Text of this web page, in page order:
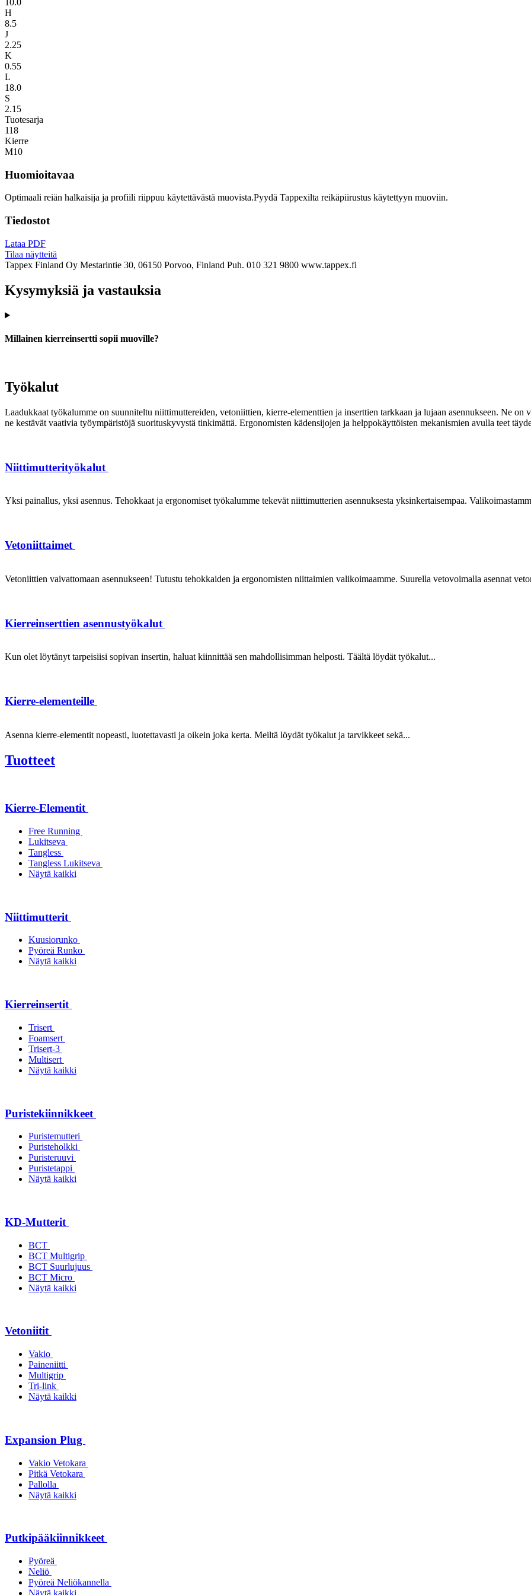
H
8.5
J
2.25
K
0.55
L
18.0
S
2.15
Tuotesarja
118
Kierre
M10
Huomioitavaa
Optimaali reiän halkaisija ja profiili riippuu käytettävästä muovista.Pyydä Tappexilta reikäpiirustus käytettyyn muoviin.
Tiedostot
Lataa PDF
Tilaa näytteitä
Tappex Finland Oy Mestarintie 30, 06150 Porvoo, Finland Puh. 010 321 9800 www.tappex.fi
Kysymyksiä ja vastauksia
Millainen kierreinsertti sopii muoville?
Työkalut
Laadukkaat työkalumme on suunniteltu niittimuttereiden, vetoniittien, kierre-elementtien ja inserttien tarkkaan ja lujaan asennukseen. Ne on
ne kestävät vaativia työympäristöjä suorituskyvystä tinkimättä. Ergonomisten kädensijojen ja helppokäyttöisten mekanismien avulla teet
Niittimutterityökalut
Yksi painallus, yksi asennus. Tehokkaat ja ergonomiset työkalumme tekevät niittimutterien asennuksesta yksinkertaisempaa.
Vetoniittaimet
Vetoniittien vaivattomaan asennukseen! Tutustu tehokkaiden ja ergonomisten niittaimien valikoimaamme. Suurella vetovoimalla asennat
Kierreinserttien asennustyökalut
Kun olet löytänyt tarpeisiisi sopivan insertin, haluat kiinnittää sen mahdollisimman helposti. Täältä löydät työkalut...
Kierre-elementeille
Asenna kierre-elementit nopeasti, luotettavasti ja oikein joka kerta. Meiltä löydät työkalut ja tarvikkeet sekä...
Tuotteet
Kierre-Elementit
Free Running
Lukitseva
Tangless
Tangless Lukitseva
Näytä kaikki
Niittimutterit
Kuusiorunko
Pyöreä Runko
Näytä kaikki
Kierreinsertit
Trisert
Foamsert
Trisert-3
Multisert
Näytä kaikki
Puristekiinnikkeet
Puristemutteri
Puristeholkki
Puristeruuvi
Puristetappi
Näytä kaikki
KD-Mutterit
BCT
BCT Multigrip
BCT Suurlujuus
BCT Micro
Näytä kaikki
Vetoniitit
Vakio
Paineniitti
Multigrip
Tri-link
Näytä kaikki
Expansion Plug
Vakio Vetokara
Pitkä Vetokara
Pallolla
Näytä kaikki
Putkipääkiinnikkeet
Pyöreä
Neliö
Pyöreä Neliökannella
Näytä kaikki